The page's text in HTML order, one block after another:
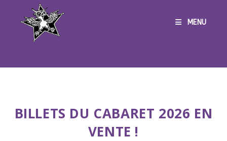
MENU
BILLETS DU CABARET 2026 EN
VENTE !